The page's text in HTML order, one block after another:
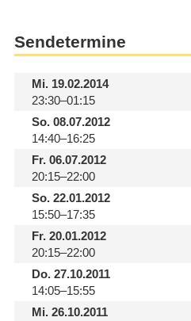
Sendetermine
Mi.19.02.2014
23:30–01:15
So.08.07.2012
14:40–16:25
Fr.06.07.2012
20:15–22:00
So.22.01.2012
15:50–17:35
Fr.20.01.2012
20:15–22:00
Do.27.10.2011
14:05–15:55
Mi.26.10.2011